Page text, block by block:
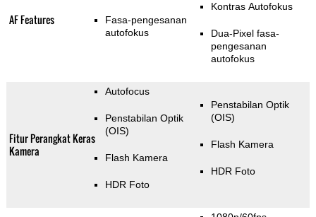
AF Features
Fasa-pengesanan
autofokus
Kontras Autofokus
Dua-Pixel fasa-
pengesanan
autofokus
Fitur Perangkat Keras
Kamera
Autofocus
Penstabilan Optik
(OIS)
Flash Kamera
HDR Foto
Penstabilan Optik
(OIS)
Flash Kamera
HDR Foto